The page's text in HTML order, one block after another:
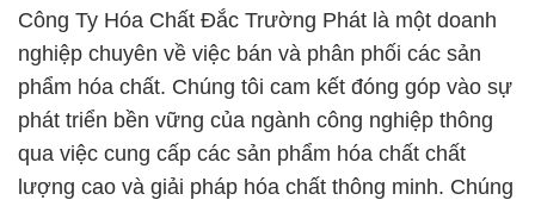
Công Ty Hóa Chất Đắc Trường Phát là một doanh
nghiệp chuyên về việc bán và phân phối các sản
phẩm hóa chất. Chúng tôi cam kết đóng góp vào sự
phát triển bền vững của ngành công nghiệp thông
qua việc cung cấp các sản phẩm hóa chất chất
lượng cao và giải pháp hóa chất thông minh. Chúng